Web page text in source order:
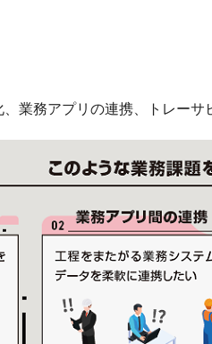
業務アプリの連携、トレーサ